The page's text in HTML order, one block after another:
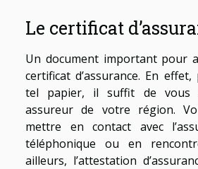
Le certificat
Un document important pour
certificat d’assurance. En
tel papier, il suffit de vous
assureur de votre région.
mettre en contact avec
téléphonique ou en
ailleurs, l’attestation